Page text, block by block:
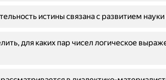
истины связана с развитием
для каких пар чисел логическое